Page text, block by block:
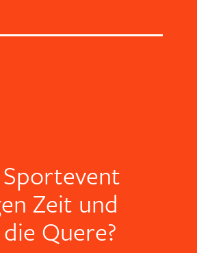
Zeit und
Quere?